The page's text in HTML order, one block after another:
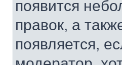
появится
правок, а
появляется,